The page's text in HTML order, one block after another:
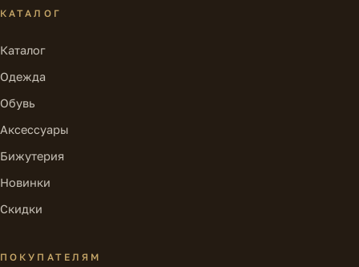
КАТАЛОГ
Каталог
Одежда
Обувь
Аксессуары
Бижутерия
Новинки
Скидки
ПОКУПАТЕЛЯМ